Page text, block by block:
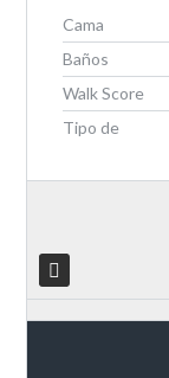
Cama
Baños
Walk Score
Tipo de